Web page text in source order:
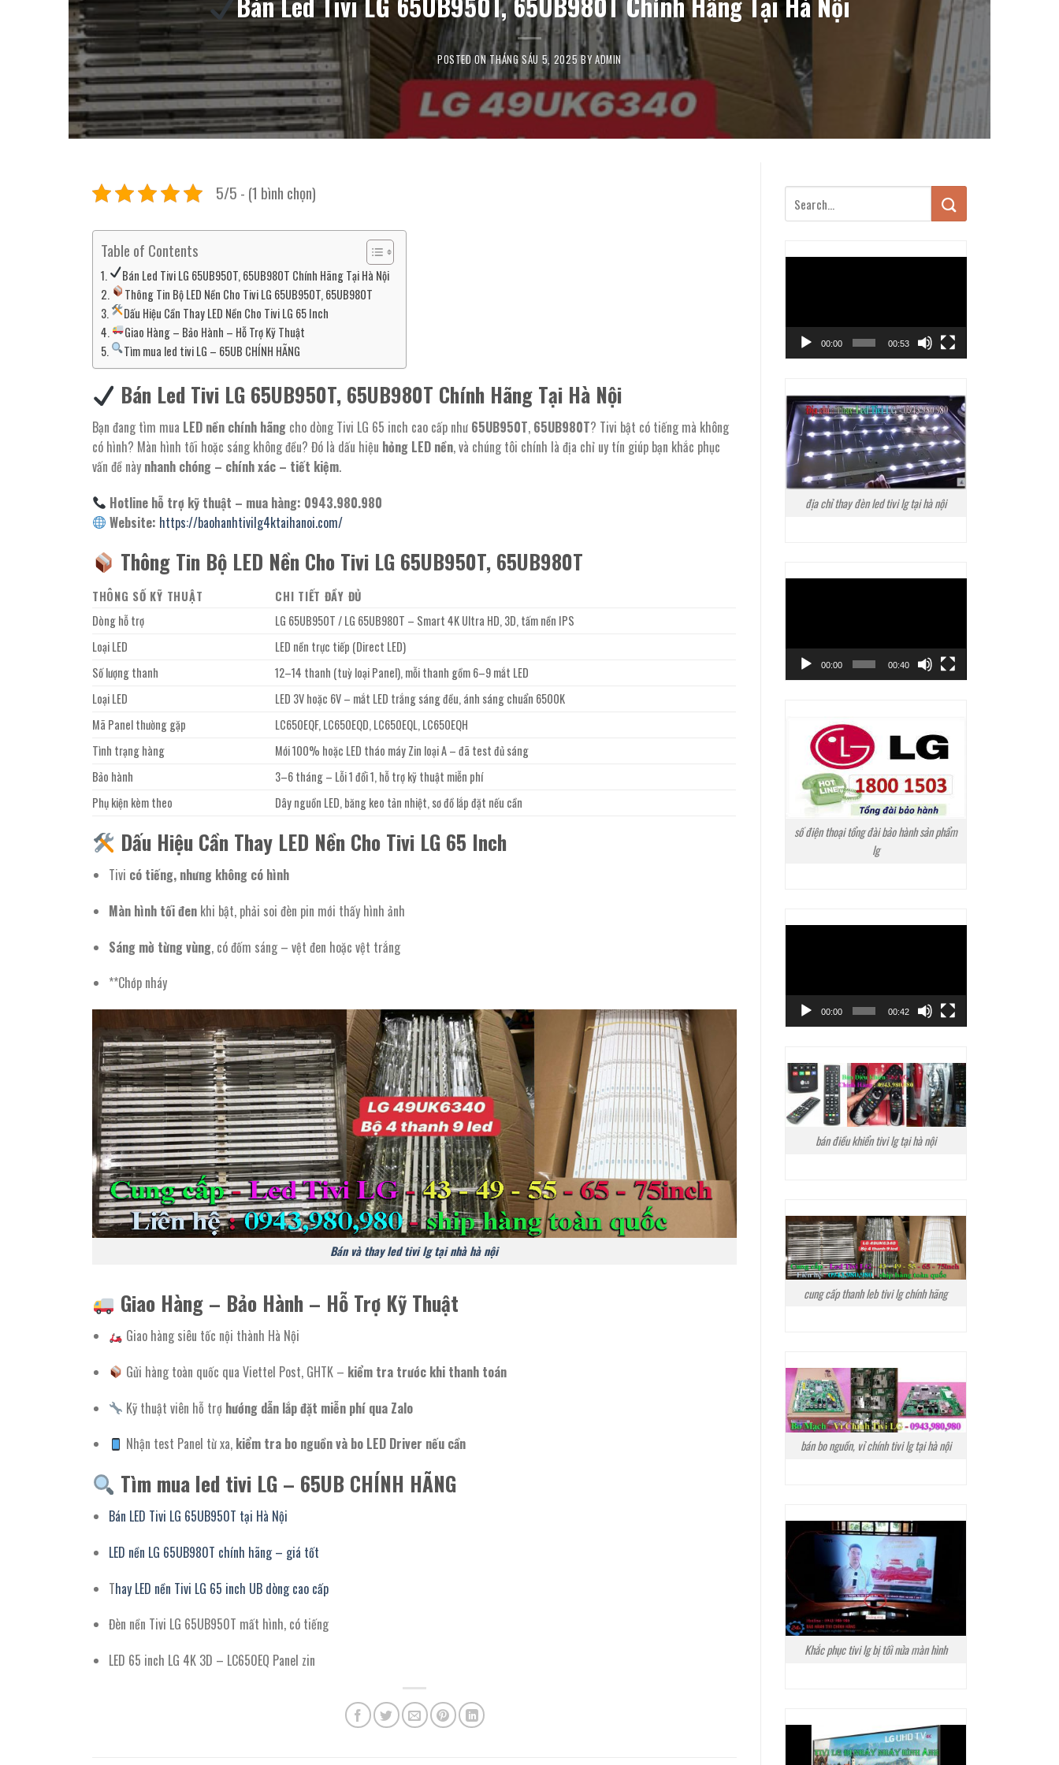
POSTED ONTHÁNG SÁU 5, 2025 BYADMIN
5/5 - (1 bình chọn)
Table of Contents
Bán Led Tivi LG 65UB950T, 65UB980T Chính Hãng Tại Hà Nội
Thông Tin Bộ LED Nền Cho Tivi LG 65UB950T, 65UB980T
Dấu Hiệu Cần Thay LED Nền Cho Tivi LG 65 Inch
Giao Hàng – Bảo Hành – Hỗ Trợ Kỹ Thuật
Tìm mua led tivi LG – 65UB CHÍNH HÃNG
Bán Led Tivi LG 65UB950T, 65UB980T Chính Hãng Tại Hà Nội
Bạn đang tìm mua LED nền chính hãng cho dòng Tivi LG 65 inch cao cấp như 65UB950T, 65UB980T? Tivi bật có tiếng mà không
có hình? Màn hình tối hoặc sáng không đều? Đó là dấu hiệu hỏng LED nền, và chúng tôi chính là địa chỉ uy tín giúp bạn khắc phục
vấn đề này nhanh chóng – chính xác – tiết kiệm.
Hotline hỗ trợ kỹ thuật – mua hàng: 0943.980.980
Website: https://baohanhtivilg4ktaihanoi.com/
Thông Tin Bộ LED Nền Cho Tivi LG 65UB950T, 65UB980T
THÔNG SỐ KỸ THUẬT
CHI TIẾT ĐẦY ĐỦ
Dòng hỗ trợ
LG 65UB950T / LG 65UB980T – Smart 4K Ultra HD, 3D, tấm nền IPS
Loại LED
LED nền trực tiếp (Direct LED)
Số lượng thanh
12–14 thanh (tuỳ loại Panel), mỗi thanh gồm 6–9 mắt LED
Loại LED
LED 3V hoặc 6V – mắt LED trắng sáng đều, ánh sáng chuẩn 6500K
Mã Panel thường gặp
LC650EQF, LC650EQD, LC650EQL, LC650EQH
Tình trạng hàng
Mới 100% hoặc LED tháo máy Zin loại A – đã test đủ sáng
Bảo hành
3–6 tháng – Lỗi 1 đổi 1, hỗ trợ kỹ thuật miễn phí
Phụ kiện kèm theo
Dây nguồn LED, băng keo tản nhiệt, sơ đồ lắp đặt nếu cần
Dấu Hiệu Cần Thay LED Nền Cho Tivi LG 65 Inch
Tivi có tiếng, nhưng không có hình
Màn hình tối đenkhi bật, phải soi đèn pin mới thấy hình ảnh
Sáng mờ từng vùng, có đốm sáng – vệt đen hoặc vệt trắng
**Chớp nháy
Bán và thay led tivi lg tại nhà hà nội
Giao Hàng – Bảo Hành – Hỗ Trợ Kỹ Thuật
Giao hàng siêu tốc nội thành Hà Nội
Gửi hàng toàn quốc qua Viettel Post, GHTK – kiểm tra trước khi thanh toán
Kỹ thuật viên hỗ trợ hướng dẫn lắp đặt miễn phí qua Zalo
Nhận test Panel từ xa, kiểm tra bo nguồn và bo LED Driver nếu cần
Tìm mua led tivi LG – 65UB CHÍNH HÃNG
Bán LED Tivi LG 65UB950T tại Hà Nội
LED nền LG 65UB980T chính hãng – giá tốt
Thay LED nền Tivi LG 65 inch UB dòng cao cấp
Đèn nền Tivi LG 65UB950T mất hình, có tiếng
LED 65 inch LG 4K 3D – LC650EQ Panel zin
00:00 00:53
địa chỉ thay đèn led tivi lg tại hà nội
00:00 00:40
số điện thoại tổng đài bảo hành sản phẩm
lg
00:00 00:42
bán điều khiển tivi lg tại hà nội
cung cấp thanh leb tivi lg chính hãng
bán bo nguồn, vỉ chính tivi lg tại hà nội
Khắc phục tivi lg bị tối nửa màn hình